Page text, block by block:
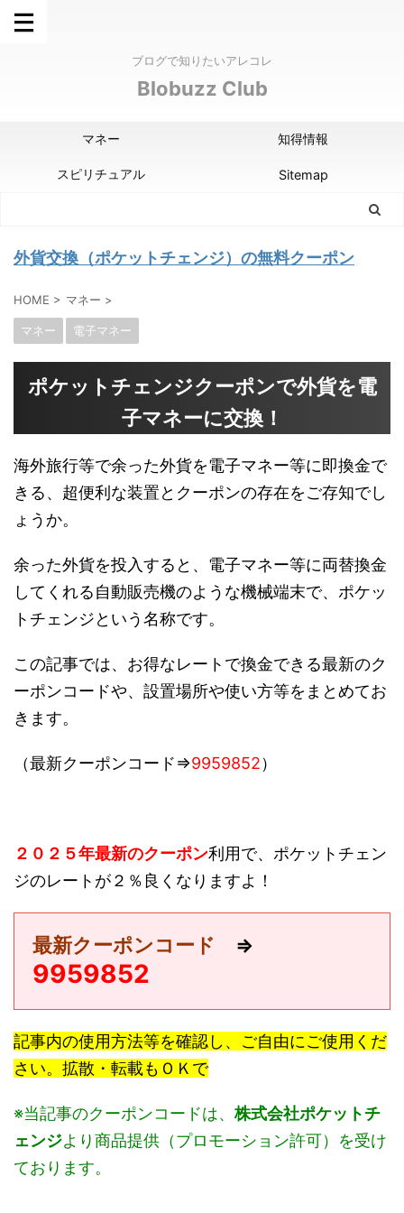
ブログで知りたいアレコレ
Blobuzz Club
マネー 知得情報
スピリチュアル Sitemap
外貨交換（ポケットチェンジ）の無料クーポン
HOME > マネー >
マネー 電子マネー
ポケットチェンジクーポンで外貨を電
子マネーに交換！
海外旅行等で余った外貨を電子マネー等に即換金で
きる、超便利な装置とクーポンの存在をご存知でし
ょうか。
余った外貨を投入すると、電子マネー等に両替換金
してくれる自動販売機のような機械端末で、ポケッ
トチェンジという名称です。
この記事では、お得なレートで換金できる最新のク
ーポンコードや、設置場所や使い方等をまとめてお
きます。
（最新クーポンコード⇒9959852）
２０２５年最新のクーポン利用で、ポケットチェン
ジのレートが２％良くなりますよ！
最新クーポンコード ⇒
9959852
記事内の使用方法等を確認し、ご自由にご使用くだ
さい。拡散・転載もＯＫで
※当記事のクーポンコードは、株式会社ポケットチ
ェンジより商品提供（プロモーション許可）を受け
ております。